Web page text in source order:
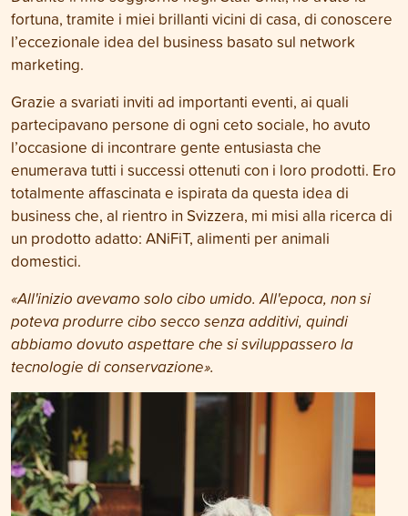
fortuna, tramite i miei brillanti vicini di casa, di conoscere
l’eccezionale idea del business basato sul network
marketing.
Grazie a svariati inviti ad importanti eventi, ai quali
partecipavano persone di ogni ceto sociale, ho avuto
l’occasione di incontrare gente entusiasta che
enumerava tutti i successi ottenuti con i loro prodotti. Ero
totalmente affascinata e ispirata da questa idea di
business che, al rientro in Svizzera, mi misi alla ricerca di
un prodotto adatto: ANiFiT, alimenti per animali
domestici.
«All'inizio avevamo solo cibo umido. All'epoca, non si
poteva produrre cibo secco senza additivi, quindi
abbiamo dovuto aspettare che si sviluppassero la
tecnologie di conservazione».